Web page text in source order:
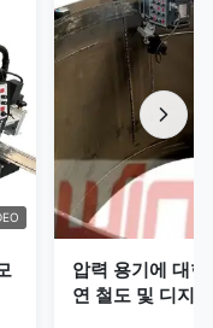
압력 용기에 대
연 철도 및 디지